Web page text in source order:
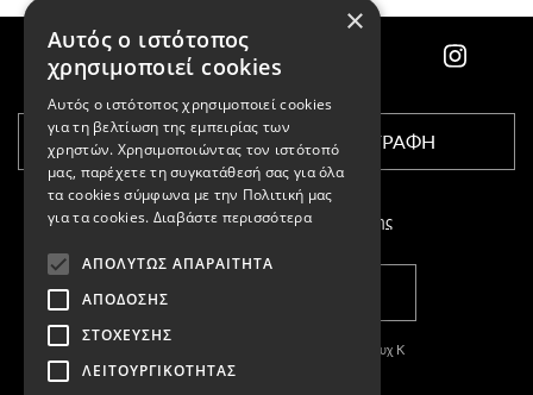
ΕΓΓΡΑΦΗ
Αποδέχομαι τους όρους χρήσης
Copyright © 2011-2026 Κασπαριάν Σεμπουχ Κ
With
×
Αυτός ο ιστότοπος
χρησιμοποιεί cookies
Αυτός ο ιστότοπος χρησιμοποιεί cookies
για τη βελτίωση της εμπειρίας των
χρηστών. Χρησιμοποιώντας τον ιστότοπό
μας, παρέχετε τη συγκατάθεσή σας για όλα
τα cookies σύμφωνα με την Πολιτική μας
για τα cookies. Διαβάστε περισσότερα
ΑΠΟΛΎΤΩΣ ΑΠΑΡΑΊΤΗΤΑ
ΑΠΌΔΟΣΗΣ
ΣΤΌΧΕΥΣΗΣ
ΛΕΙΤΟΥΡΓΙΚΌΤΗΤΑΣ